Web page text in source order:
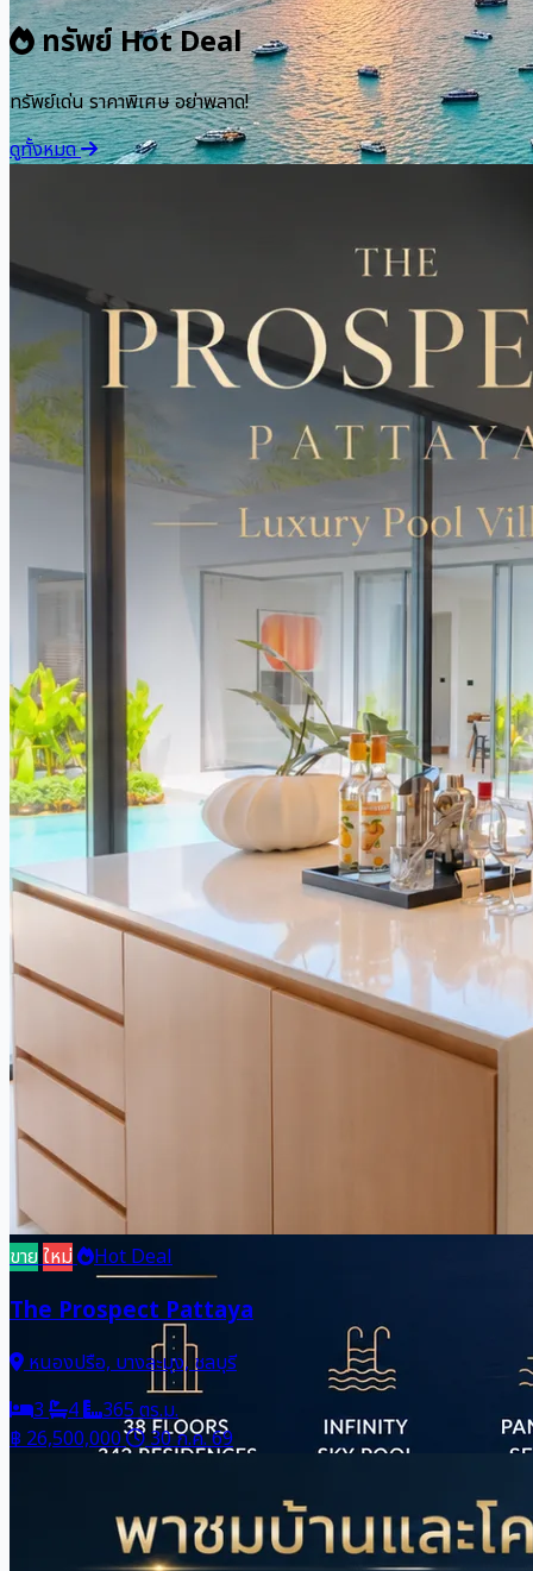
ทรัพย์ Hot Deal
ทรัพย์เด่น ราคาพิเศษ อย่าพลาด!
ดูทั้งหมด
ขายใหม่ Hot Deal
The Prospect Pattaya
หนองปรือ, บางละมุง, ชลบุรี
3
4
365 ตร.ม.
฿ 26,500,000
30 ก.ค. 69